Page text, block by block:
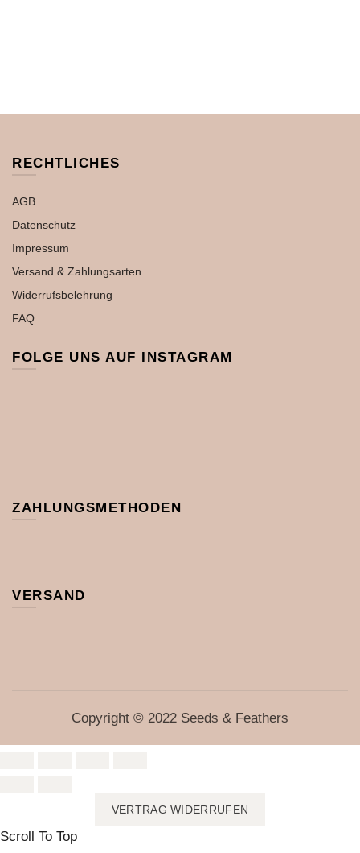
RECHTLICHES
AGB
Datenschutz
Impressum
Versand & Zahlungsarten
Widerrufsbelehrung
FAQ
FOLGE UNS AUF INSTAGRAM
ZAHLUNGSMETHODEN
VERSAND
Copyright © 2022 Seeds & Feathers
VERTRAG WIDERRUFEN
Scroll To Top